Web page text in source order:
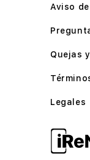
Aviso
Quejas
Legales